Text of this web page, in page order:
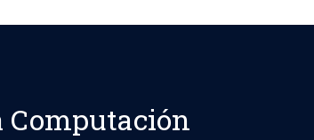
Computación